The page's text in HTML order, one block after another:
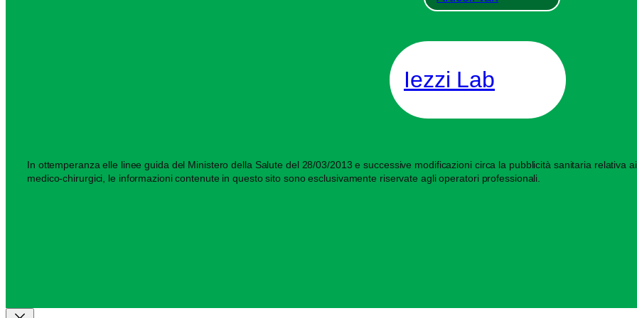
Iezzi Lab
In ottemperanza elle linee guida del Ministero della Salute del 28/03/2013 e successive modificazioni circa la pubblicità sanitaria relativa
medico-chirurgici, le informazioni contenute in questo sito sono esclusivamente riservate agli operatori professionali.